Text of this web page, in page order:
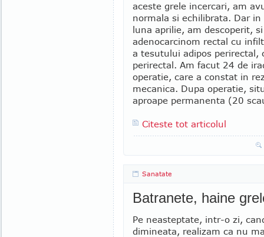
aceste grele incercari, am
normala si echilibrata. Dar
luna aprilie, am descoperit,
adenocarcinom rectal cu
a tesutului adipos
perirectal. Am facut 24 de
operatie, care a constat in
mecanica. Dupa operatie,
aproape permanenta (20
Citeste tot articolul
Sanatate
Batranete, haine
Pe neasteptate, intr-o zi,
dimineata, realizam ca nu